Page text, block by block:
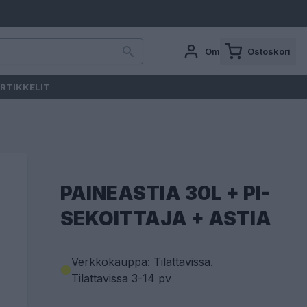
Oma tili Ostoskori
PAINEASTIA 30L + PI-
SEKOITTAJA + ASTIA
Verkkokauppa: Tilattavissa.
Tilattavissa 3-14 pv